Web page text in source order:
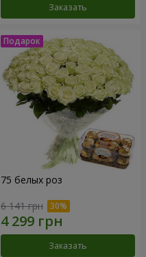
Заказать
75 белых роз
6 141 грн
Заказать